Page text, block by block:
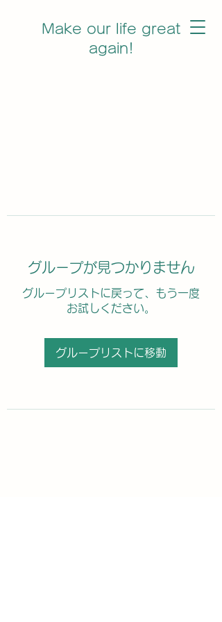
Make our life great
again!
グループが見つかりません
グループリストに戻って、もう一度
お試しください。
グループリストに移動